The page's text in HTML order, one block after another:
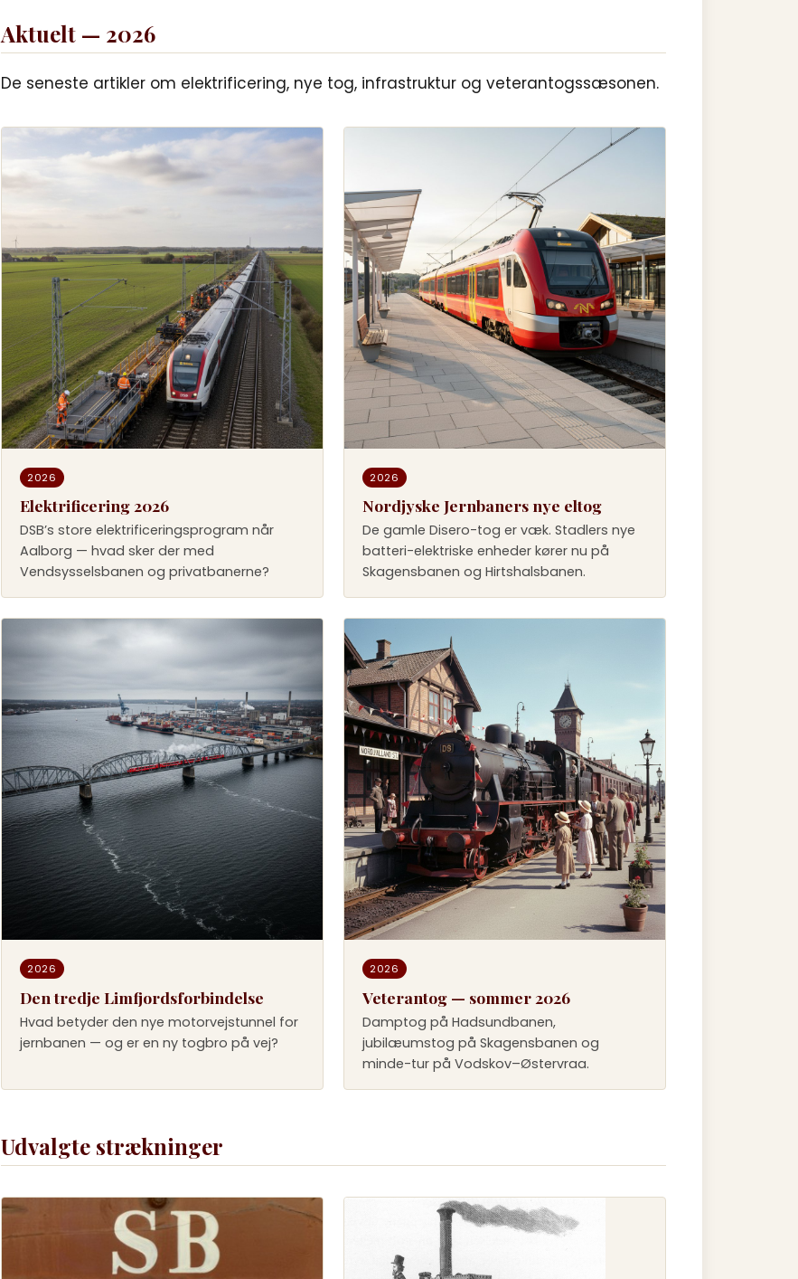
Aktuelt — 2026
De seneste artikler om elektrificering, nye tog, infrastruktur og veterantogssæsonen.
2026
Elektrificering 2026
DSB’s store elektrificeringsprogram når
Aalborg — hvad sker der med
Vendsysselsbanen og privatbanerne?
2026
Nordjyske Jernbaners nye eltog
De gamle Disero-tog er væk. Stadlers nye
batteri-elektriske enheder kører nu på
Skagensbanen og Hirtshalsbanen.
2026
Den tredje Limfjordsforbindelse
Hvad betyder den nye motorvejstunnel for
jernbanen — og er en ny togbro på vej?
2026
Veterantog — sommer 2026
Damptog på Hadsundbanen,
jubilæumstog på Skagensbanen og
minde-tur på Vodskov–Østervraa.
Udvalgte strækninger